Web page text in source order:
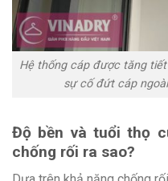
Hệ thống cáp được tăng
sự cố đứt cáp
Độ bền và tuổi thọ
chống rối ra sao?